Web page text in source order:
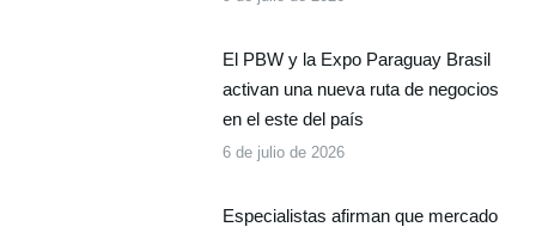
El PBW y la Expo Paraguay Brasil
activan una nueva ruta de negocios
en el este del país
6 de julio de 2026
Especialistas afirman que mercado